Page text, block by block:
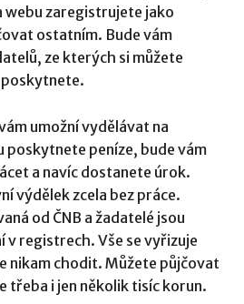
webu zaregistrujete jako
ostatním. Bude vám
ze kterých si můžete
umožní vydělávat na
poskytnete peníze, bude vám
a navíc dostanete úrok.
výdělek zcela bez práce.
od ČNB a žadatelé jsou
v registrech. Vše se vyřizuje
nikam chodit. Můžete půjčovat
třeba i jen několik tisíc korun.